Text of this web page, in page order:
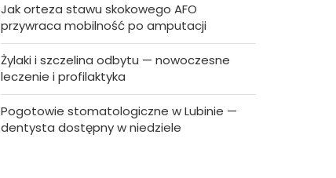
Jak orteza stawu skokowego AFO
przywraca mobilność po amputacji
Żylaki i szczelina odbytu — nowoczesne
leczenie i profilaktyka
Pogotowie stomatologiczne w Lubinie —
dentysta dostępny w niedziele